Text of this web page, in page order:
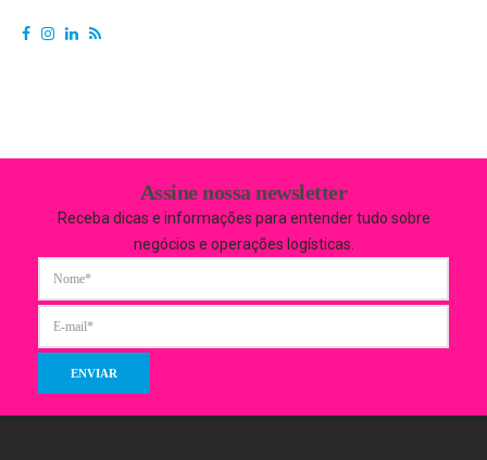
Assine nossa newsletter
Receba dicas e informações para entender tudo sobre
negócios e operações logísticas.